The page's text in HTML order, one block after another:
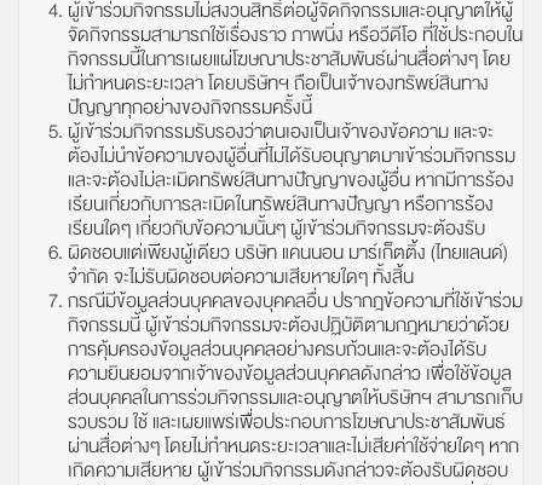
ผู้เข้าร่วมกิจกรรมไม่สงวนสิทธิ์ต่อผู้จัดกิจกรรมและอนุญาตให้ผู้
จัดกิจกรรมสามารถใช้เรื่องราว ภาพนิ่ง หรือวีดีโอ ที่ใช้ประกอบใน
กิจกรรมนี้ในการเผยแผ่โฆษณาประชาสัมพันธ์ผ่านสื่อต่างๆ โดย
ไม่กำหนดระยะเวลา โดยบริษัทฯ ถือเป็นเจ้าของทรัพย์สินทาง
ปัญญาทุกอย่างของกิจกรรมครั้งนี้
ผู้เข้าร่วมกิจกรรมรับรองว่าตนเองเป็นเจ้าของข้อความ และจะ
ต้องไม่นำข้อความของผู้อื่นที่ไม่ได้รับอนุญาตมาเข้าร่วมกิจกรรม
และจะต้องไม่ละเมิดทรัพย์สินทางปัญญาของผู้อื่น หากมีการร้อง
เรียนเกี่ยวกับการละเมิดในทรัพย์สินทางปัญญา หรือการร้อง
เรียนใดๆ เกี่ยวกับข้อความนั้นๆ ผู้เข้าร่วมกิจกรรมจะต้องรับ
ผิดชอบแต่เพียงผู้เดียว บริษัท แคนนอน มาร์เก็ตติ้ง (ไทยแลนด์)
จำกัด จะไม่รับผิดชอบต่อความเสียหายใดๆ ทั้งสิ้น
กรณีมีข้อมูลส่วนบุคคลของบุคคลอื่น ปรากฎข้อความที่ใช้เข้าร่วม
กิจกรรมนี้ ผู้เข้าร่วมกิจกรรมจะต้องปฏิบัติตามกฎหมายว่าด้วย
การคุ้มครองข้อมูลส่วนบุคคลอย่างครบถ้วนและจะต้องได้รับ
ความยินยอมจากเจ้าของข้อมูลส่วนบุคคลดังกล่าว เพื่อใช้ข้อมูล
ส่วนบุคคลในการร่วมกิจกรรมและอนุญาตให้บริษัทฯ สามารถเก็บ
รวบรวม ใช้ และเผยแพร่เพื่อประกอบการโฆษณาประชาสัมพันธ์
ผ่านสื่อต่างๆ โดยไม่กำหนดระยะเวลาและไม่เสียค่าใช้จ่ายใดๆ หาก
เกิดความเสียหาย ผู้เข้าร่วมกิจกรรมดังกล่าวจะต้องรับผิดชอบ